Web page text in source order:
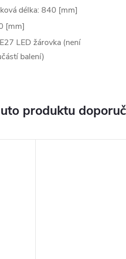
délka: 840 [mm]
[mm]
LED žárovka (není
balení)
produktu